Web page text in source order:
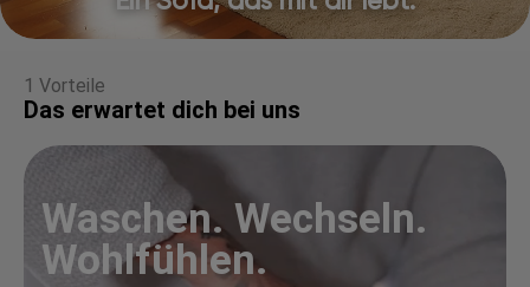
1 Vorteile
Das erwartet dich bei uns
Waschen. Wechseln.
Wohlfühlen.